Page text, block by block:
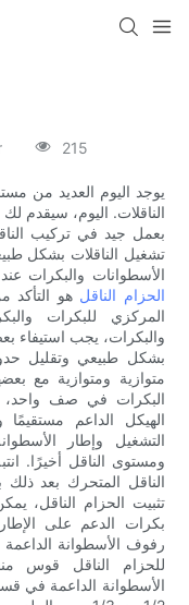
215
يوجد اليوم العديد من
الناقلات. اليوم، سيقدم
بعمل جيد في تركيب
تشغيل الناقلات بشكل
الأسطوانات والبكرات عند
الحزام الناقلهو التأكد
المركزي للبكرات
والبكرات، يجب استيفاء
بشكل طبيعي وتقليل
متوازية ومتوازية مع
البكرات في صف واحد،
الهيكل الداعم
التشغيل وإطار
ومستوى الناقل أخيرًا.
الناقل المتحرك بعد ذلك
تثبيت الحزام الناقل،
بكرات الدعم على
رفوف الأسطوانة الداعمة
للحزام الناقل قوس
الأسطوانة الداعمة في